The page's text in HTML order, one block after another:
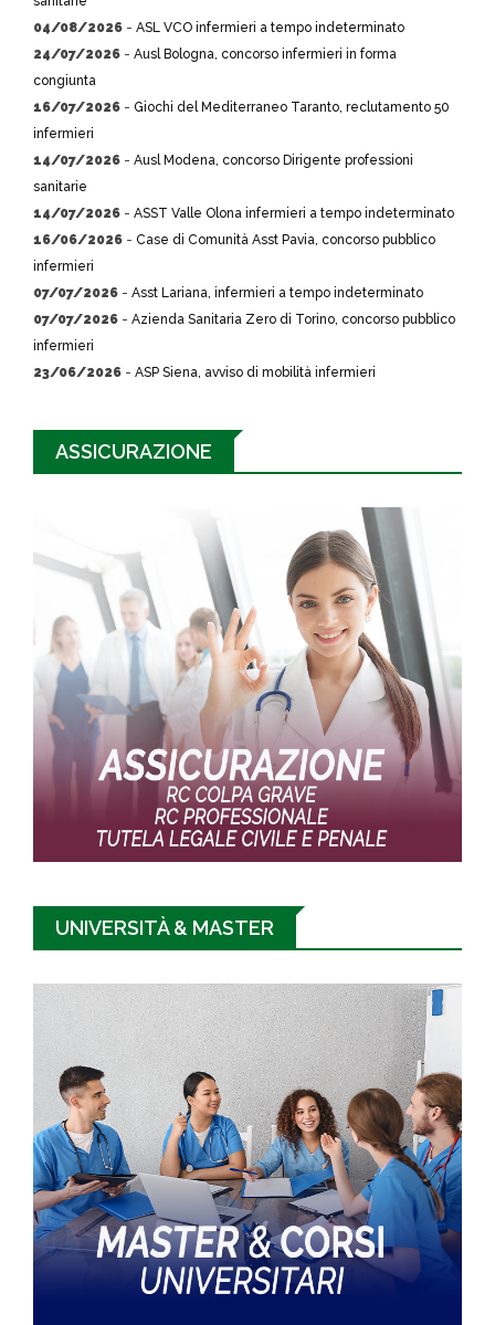
04/08/2026 - ASL VCO infermieri a tempo indeterminato
24/07/2026 - Ausl Bologna, concorso infermieri in forma
congiunta
16/07/2026 - Giochi del Mediterraneo Taranto, reclutamento 50
infermieri
14/07/2026 - Ausl Modena, concorso Dirigente professioni
sanitarie
14/07/2026 - ASST Valle Olona infermieri a tempo indeterminato
16/06/2026 - Case di Comunità Asst Pavia, concorso pubblico
infermieri
07/07/2026 - Asst Lariana, infermieri a tempo indeterminato
07/07/2026 - Azienda Sanitaria Zero di Torino, concorso pubblico
infermieri
23/06/2026 - ASP Siena, avviso di mobilità infermieri
ASSICURAZIONE
UNIVERSITÀ & MASTER